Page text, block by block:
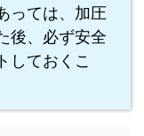
っては、加圧
後、必ず安全
しておくこ